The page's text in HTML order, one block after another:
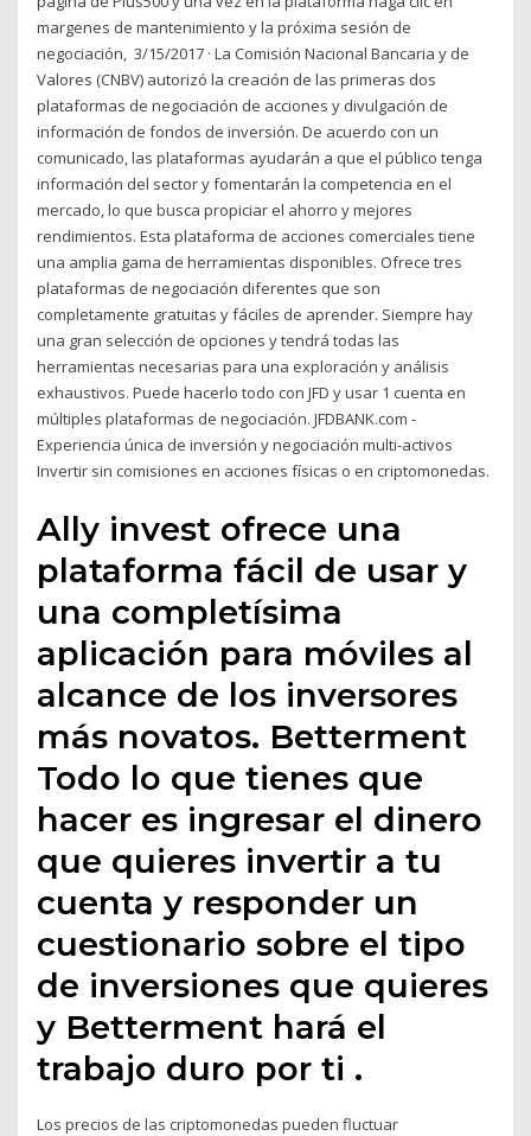
margenes de mantenimiento y la próxima sesión de
negociación, 3/15/2017 · La Comisión Nacional Bancaria y de
Valores (CNBV) autorizó la creación de las primeras dos
plataformas de negociación de acciones y divulgación de
información de fondos de inversión. De acuerdo con un
comunicado, las plataformas ayudarán a que el público tenga
información del sector y fomentarán la competencia en el
mercado, lo que busca propiciar el ahorro y mejores
rendimientos. Esta plataforma de acciones comerciales tiene
una amplia gama de herramientas disponibles. Ofrece tres
plataformas de negociación diferentes que son
completamente gratuitas y fáciles de aprender. Siempre hay
una gran selección de opciones y tendrá todas las
herramientas necesarias para una exploración y análisis
exhaustivos. Puede hacerlo todo con JFD y usar 1 cuenta en
múltiples plataformas de negociación. JFDBANK.com -
Experiencia única de inversión y negociación multi-activos
Invertir sin comisiones en acciones físicas o en criptomonedas.
Ally invest ofrece una
plataforma fácil de usar y
una completísima
aplicación para móviles al
alcance de los inversores
más novatos. Betterment
Todo lo que tienes que
hacer es ingresar el dinero
que quieres invertir a tu
cuenta y responder un
cuestionario sobre el tipo
de inversiones que quieres
y Betterment hará el
trabajo duro por ti .
Los precios de las criptomonedas pueden fluctuar